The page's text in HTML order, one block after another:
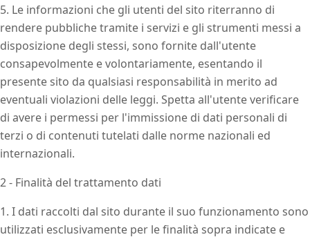
5. Le informazioni che gli utenti del sito riterranno di
rendere pubbliche tramite i servizi e gli strumenti messi a
disposizione degli stessi, sono fornite dall'utente
consapevolmente e volontariamente, esentando il
presente sito da qualsiasi responsabilità in merito ad
eventuali violazioni delle leggi. Spetta all'utente verificare
di avere i permessi per l'immissione di dati personali di
terzi o di contenuti tutelati dalle norme nazionali ed
internazionali.
2 - Finalità del trattamento dati
1. I dati raccolti dal sito durante il suo funzionamento sono
utilizzati esclusivamente per le finalità sopra indicate e